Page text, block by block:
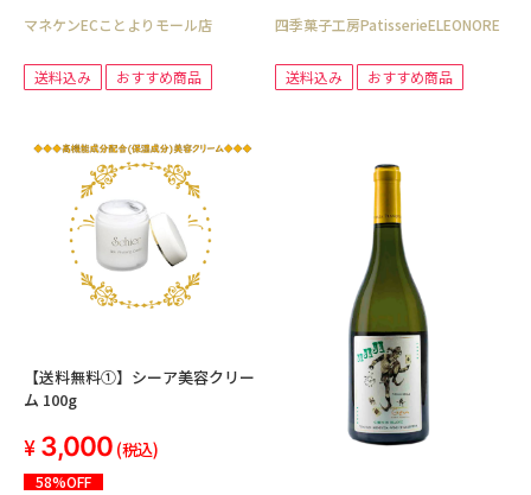
マネケンECことよりモール店
送料込み おすすめ商品
四季菓子工房PatisserieELEONORE
送料込み おすすめ商品
【送料無料①】シーア美容クリー
ム 100g
3,000 (税込)
58%OFF